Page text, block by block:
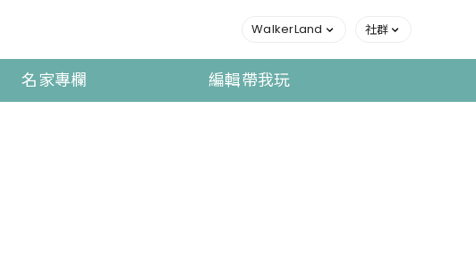
WalkerLand 社群
名家專欄 編輯帶我玩